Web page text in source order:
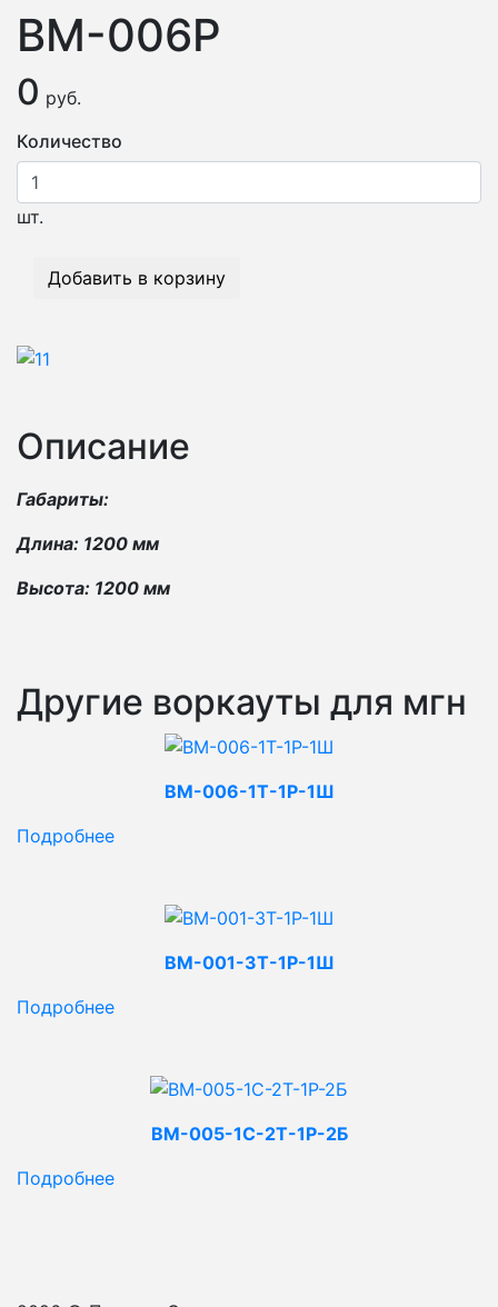
ВМ-006Р
0 руб.
Количество
шт.
Добавить в корзину
Описание
Габариты:
Длина: 1200 мм
Высота: 1200 мм
Другие воркауты для мгн
ВМ-006-1Т-1Р-1Ш
Подробнее
ВМ-001-3Т-1Р-1Ш
Подробнее
ВМ-005-1С-2Т-1Р-2Б
Подробнее